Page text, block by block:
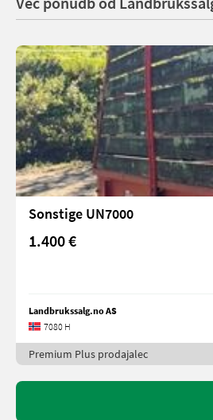
Sonstige UN7000
1.400 €
Landbrukssalg.no AS
7080 H
Premium Plus prodajalec